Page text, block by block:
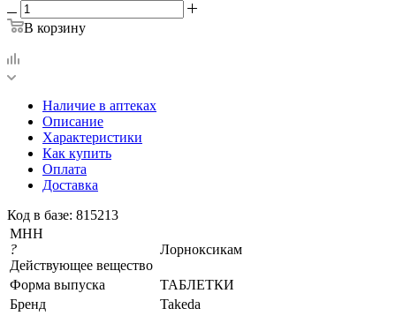
В корзину
Наличие в аптеках
Описание
Характеристики
Как купить
Оплата
Доставка
Код в базе: 815213
МНН
?
Действующее вещество
Лорноксикам
Форма выпуска
ТАБЛЕТКИ
Бренд
Takeda